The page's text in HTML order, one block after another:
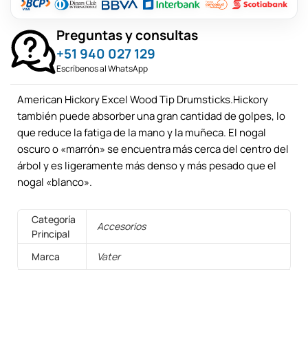
Preguntas y consultas
+51 940 027 129
Escríbenos al WhatsApp
American Hickory Excel Wood Tip Drumsticks.Hickory
también puede absorber una gran cantidad de golpes, lo
que reduce la fatiga de la mano y la muñeca. El nogal
oscuro o «marrón» se encuentra más cerca del centro del
árbol y es ligeramente más denso y más pesado que el
nogal «blanco».
Categoría
Principal
Accesorios
Marca Vater